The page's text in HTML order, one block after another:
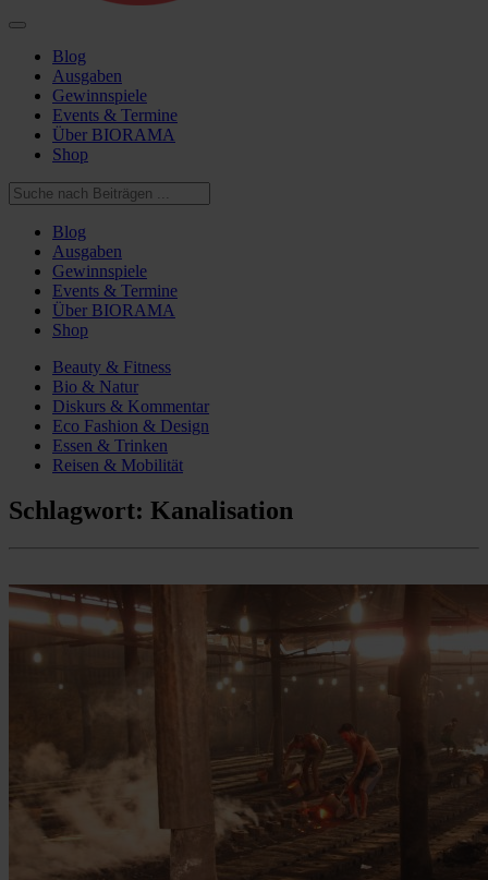
Blog
Ausgaben
Gewinnspiele
Events & Termine
Über BIORAMA
Shop
Blog
Ausgaben
Gewinnspiele
Events & Termine
Über BIORAMA
Shop
Beauty & Fitness
Bio & Natur
Diskurs & Kommentar
Eco Fashion & Design
Essen & Trinken
Reisen & Mobilität
Schlagwort: Kanalisation